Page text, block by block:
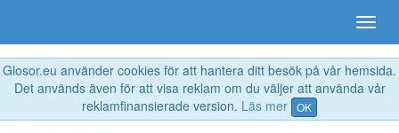
Glosor.eu använder cookies för att hantera ditt besök på vår hemsida.
Det används även för att visa reklam om du väljer att använda vår
reklamfinansierade version. Läs mer OK